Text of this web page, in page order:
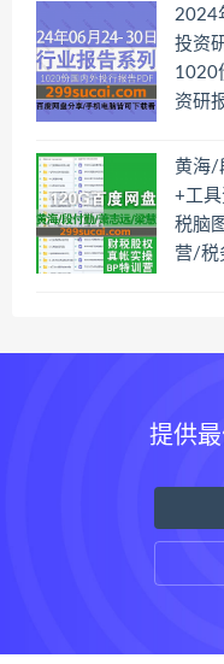
2024
投资
1020
资研
黄海/
+工
税脑
营/税
提供